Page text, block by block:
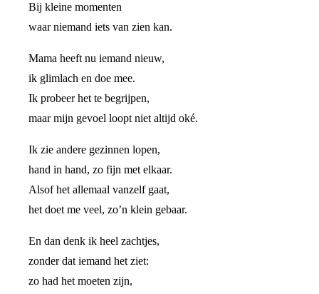
Bij kleine momenten
waar niemand iets van zien kan.
Mama heeft nu iemand nieuw,
ik glimlach en doe mee.
Ik probeer het te begrijpen,
maar mijn gevoel loopt niet altijd oké.
Ik zie andere gezinnen lopen,
hand in hand, zo fijn met elkaar.
Alsof het allemaal vanzelf gaat,
het doet me veel, zo’n klein gebaar.
En dan denk ik heel zachtjes,
zonder dat iemand het ziet:
zo had het moeten zijn,